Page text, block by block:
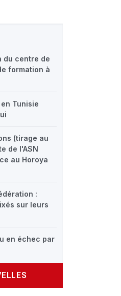
du centre de
formation à
Tunisie
(tirage au
de l'ASN
au Horoya
:
sur leurs
en échec par